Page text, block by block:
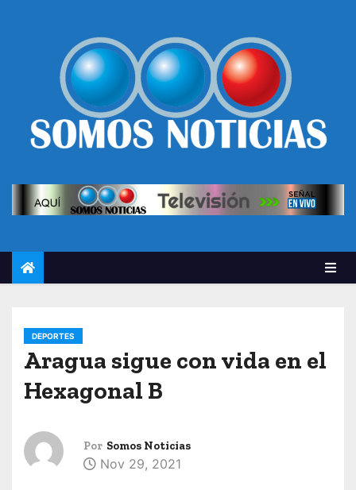
DEPORTES
Aragua sigue con vida en el
Hexagonal B
Por Somos Noticias
Nov 29, 2021